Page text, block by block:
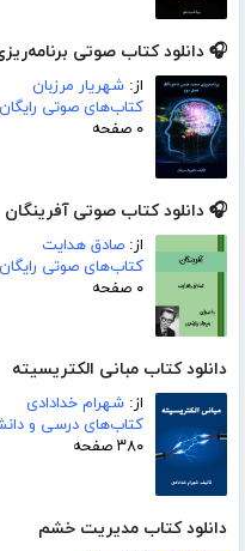
🎧 دانلود کتاب صوتی
از: شهریار مرزبان
کتاب‌های صوتی
۰ صفحه
🎧 دانلود کتاب صوتی آفرینگان
از: صادق هدایت
کتاب‌های صوتی
۰ صفحه
دانلود کتاب مبانی الکتریسیته
از: شهرام خدادادی
کتاب‌های درسی و
۳۸۰ صفحه
دانلود کتاب مدیریت خشم